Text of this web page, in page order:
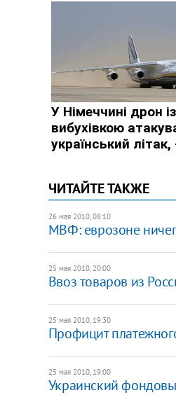
ЧИТАЙТЕ ТАКЖЕ
26 мая 2010, 08:10
МВФ: еврозоне
25 мая 2010, 20:00
Ввоз товаров из
25 мая 2010, 19:30
Профицит
25 мая 2010, 19:00
Украинский